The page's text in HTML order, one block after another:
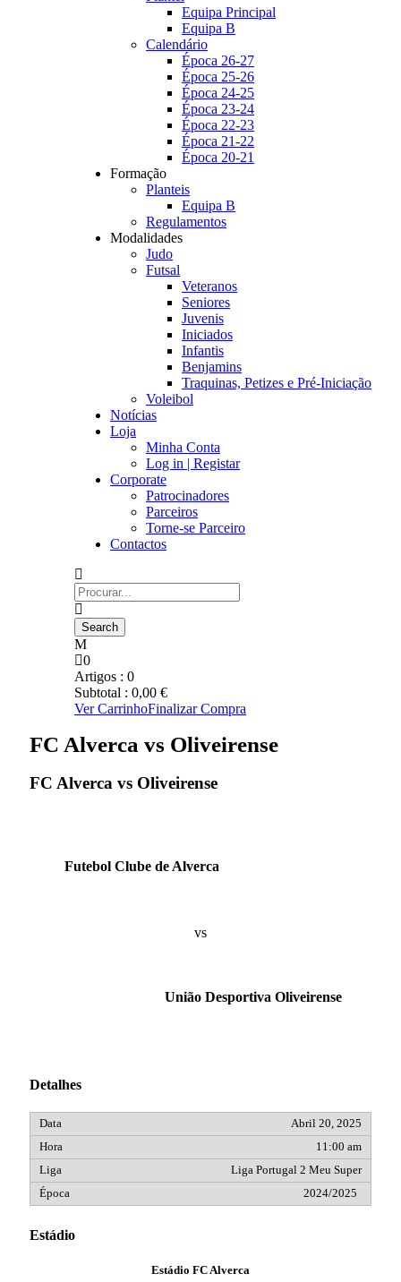
Equipa Principal
Equipa B
Calendário
Época 26-27
Época 25-26
Época 24-25
Época 23-24
Época 22-23
Época 21-22
Época 20-21
Formação
Planteis
Equipa B
Regulamentos
Modalidades
Judo
Futsal
Veteranos
Seniores
Juvenis
Iniciados
Infantis
Benjamins
Traquinas, Petizes e Pré-Iniciação
Voleibol
Notícias
Loja
Minha Conta
Log in | Registar
Corporate
Patrocinadores
Parceiros
Torne-se Parceiro
Contactos
0
Artigos : 0
Subtotal : 0,00 €
Ver CarrinhoFinalizar Compra
FC Alverca vs Oliveirense
FC Alverca vs Oliveirense
Futebol Clube de Alverca
vs
União Desportiva Oliveirense
Detalhes
Abril 20, 2025
11:00 am
Liga Portugal 2 Meu Super
2024/2025
Estádio
Estádio FC Alverca